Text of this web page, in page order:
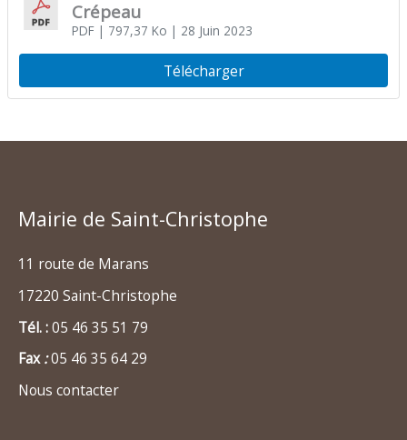
Crépeau
PDF| 797,37 Ko | 28 Juin 2023
Télécharger
Mairie de Saint-Christophe
11 route de Marans
17220 Saint-Christophe
Tél. :05 46 35 51 79
Fax:05 46 35 64 29
Nous contacter